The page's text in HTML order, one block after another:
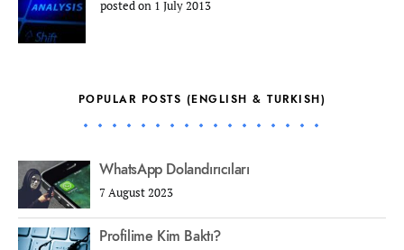
posted on 1 July 2013
POPULAR POSTS (ENGLISH & TURKISH)
WhatsApp Dolandırıcıları
7 August 2023
Profilime Kim Baktı?